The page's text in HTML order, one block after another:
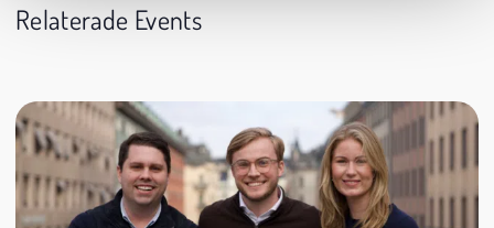
Relaterade Events